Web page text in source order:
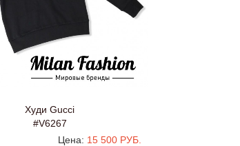
Худи Gucci
#V6267
Цена: 15 500 РУБ.